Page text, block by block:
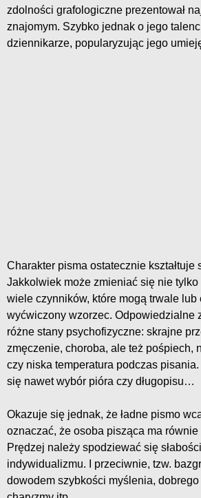
zdolności grafologiczne prezentował
znajomym. Szybko jednak o jego
dziennikarze, popularyzując jego
Charakter pisma ostatecznie kształtuje
Jakkolwiek może zmieniać się nie
wiele czynników, które mogą trwale
wyćwiczony wzorzec. Odpowiedzialne
różne stany psychofizyczne: skrajne
zmęczenie, choroba, ale też pośpiech,
czy niska temperatura podczas
się nawet wybór pióra czy długopisu…
Okazuje się jednak, że ładne pismo
oznaczać, że osoba pisząca ma równie
Prędzej należy spodziewać się
indywidualizmu. I przeciwnie, tzw.
dowodem szybkości myślenia, dobrego